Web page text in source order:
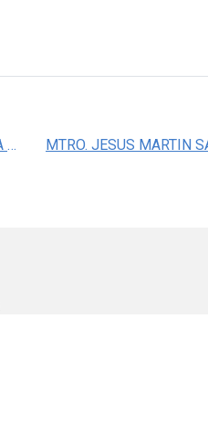
DRA. LUZ MARIA ANTONIA TEJADA TAYABAS